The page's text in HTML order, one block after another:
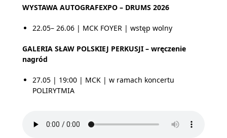
WYSTAWA AUTOGRAFEXPO – DRUMS 2026
22.05– 26.06 | MCK FOYER | wstęp wolny
GALERIA SŁAW POLSKIEJ PERKUSJI – wręczenie
nagród
27.05 | 19:00 | MCK | w ramach koncertu
POLIRYTMIA